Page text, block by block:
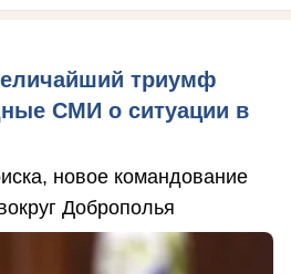
триумф
СМИ о ситуации в
новое командование
Доброполья